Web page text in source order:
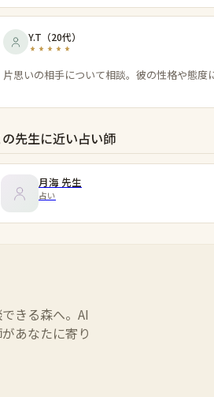
Y.T （20代）
片思いの相手について相談。彼の性格や態度
の先生に近い占い師
月海 先生
占い
きる森へ。AI
あなたに寄り